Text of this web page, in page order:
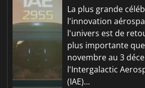
La plus grande
l'innovation
l'univers est de
plus importante
novembre au 3
l'Intergalactic
(IAE)…